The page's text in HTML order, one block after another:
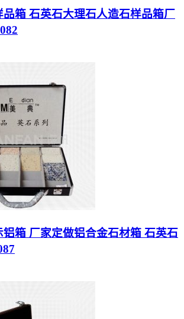
品箱 石英石大理石人造石样品箱厂
铝箱 厂家定做铝合金石材箱 石英石